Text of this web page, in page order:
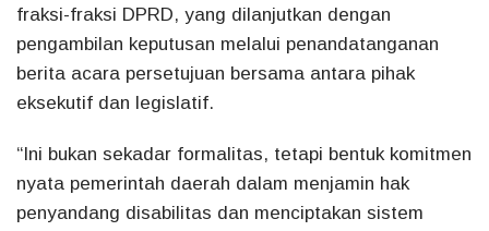
fraksi-fraksi DPRD, yang dilanjutkan dengan
pengambilan keputusan melalui penandatanganan
berita acara persetujuan bersama antara pihak
eksekutif dan legislatif.
“Ini bukan sekadar formalitas, tetapi bentuk komitmen
nyata pemerintah daerah dalam menjamin hak
penyandang disabilitas dan menciptakan sistem